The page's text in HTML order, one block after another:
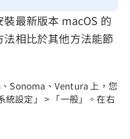
最新版本 macOS 的
相比於其他方法能節
Sonoma、Ventura 上，您
統設定」 > 「一般」。在右